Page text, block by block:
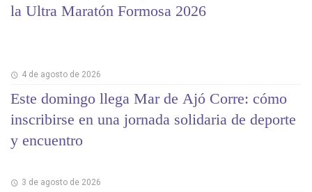
la Ultra Maratón Formosa 2026
4 de agosto de 2026
Este domingo llega Mar de Ajó Corre: cómo
inscribirse en una jornada solidaria de deporte
y encuentro
3 de agosto de 2026